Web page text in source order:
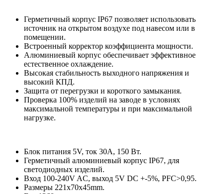
Герметичный корпус IP67 позволяет использовать
источник на открытом воздухе под навесом или в
помещении.
Встроенный корректор коэффициента мощности.
Алюминиевый корпус обеспечивает эффективное
естественное охлаждение.
Высокая стабильность выходного напряжения и
высокий КПД.
Защита от перегрузки и короткого замыкания.
Проверка 100% изделий на заводе в условиях
максимальной температуры и при максимальной
нагрузке.
Блок питания 5V, ток 30А, 150 Вт.
Герметичный алюминиевый корпус IP67, для
светодиодных изделий.
Вход 100-240V AC, выход 5V DC +-5%, PFC>0,95.
Размеры 221х70х45mm.